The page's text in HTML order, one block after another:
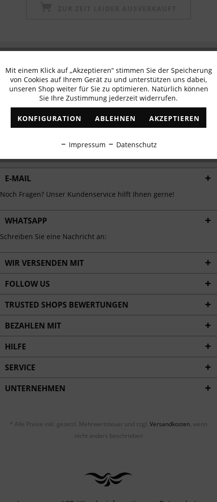
erhalten
✓ Exklusive Angebote ✓ Die aktuellsten Trends
E-MAIL
Noch Fragen? Unser Kundenservice hilft Ihnen gerne!
WHATSAPP
Schreiben Sie eine Nachricht an:
WIR VERSENDEN MIT
FOLLOW US
TRUSTED SHOPS BEWERTUNGEN
BEZAHLEN MIT
HILFE
SERVICE
UNTERNEHMEN
* Alle Preise inkl. gesetzl. Mehrwertsteuer und zzgl. Versandkosten, wenn
nicht anders beschrieben
Funktionale Aktiv
Marketing Inaktiv
Tracking Inaktiv
Personalisierung Inaktiv
Service
Mit einem Klick auf „Akzeptieren“ stimmen Sie der Speicherung
von Cookies auf Ihrem Gerät zu und unterstützen uns dabei,
unseren Shop weiter für Sie zu optimieren. Natürlich können
Sie Ihre Zustimmung jederzeit widerrufen.
KONFIGURATION ABLEHNEN AKZEPTIEREN
Impressum Datenschutz